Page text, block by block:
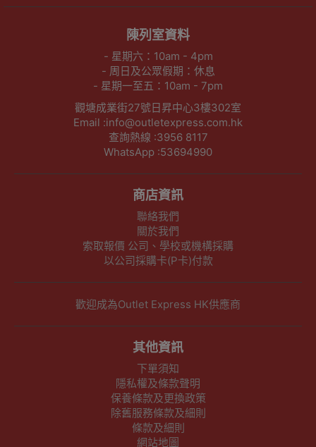
陳列室資料
- 星期六：10am - 4pm
- 周日及公眾假期：休息
- 星期一至五：10am - 7pm
觀塘成業街27號日昇中心3樓302室
Email :info@outletexpress.com.hk
查詢熱線 :3956 8117
WhatsApp :53694990
商店資訊
聯絡我們
關於我們
索取報價 公司、學校或機構採購
以公司採購卡(P卡)付款
歡迎成為Outlet Express HK供應商
其他資訊
下單須知
隱私權及條款聲明
保養條款及更換政策
除舊服務條款及細則
條款及細則
網站地圖